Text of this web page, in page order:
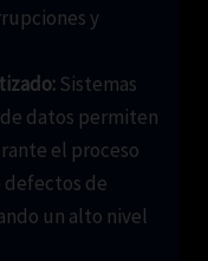
y
Sistemas
datos permiten
el proceso
de
un alto nivel